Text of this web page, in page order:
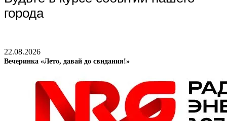
города
22.08.2026
Вечеринка «Лето, давай до свидания!»